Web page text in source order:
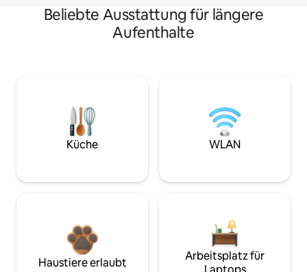
Beliebte Ausstattung für längere
Aufenthalte
Küche WLAN
Haustiere erlaubt
Arbeitsplatz für